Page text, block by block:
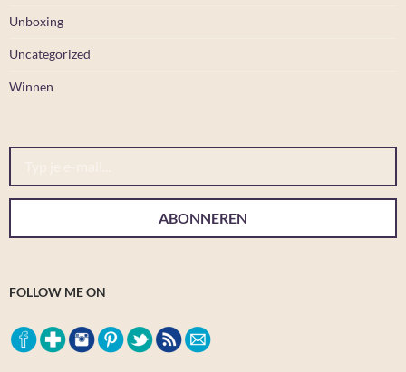
Unboxing
Uncategorized
Winnen
Typ je e-mail...
ABONNEREN
FOLLOW ME ON